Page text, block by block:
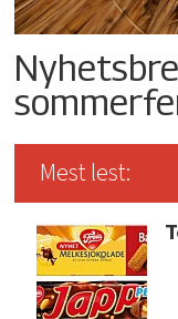
Mest lest: